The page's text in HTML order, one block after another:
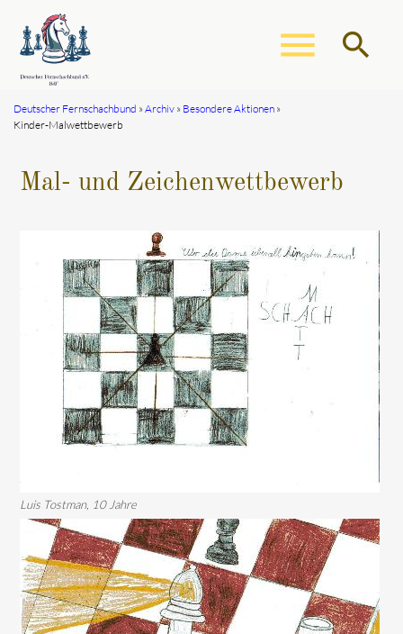
menu search
Deutscher Fernschachbund Archiv
Besondere Aktionen
Kinder-Malwettbewerb
Mal- und Zeichenwettbewerb
Luis Tostman, 10 Jahre